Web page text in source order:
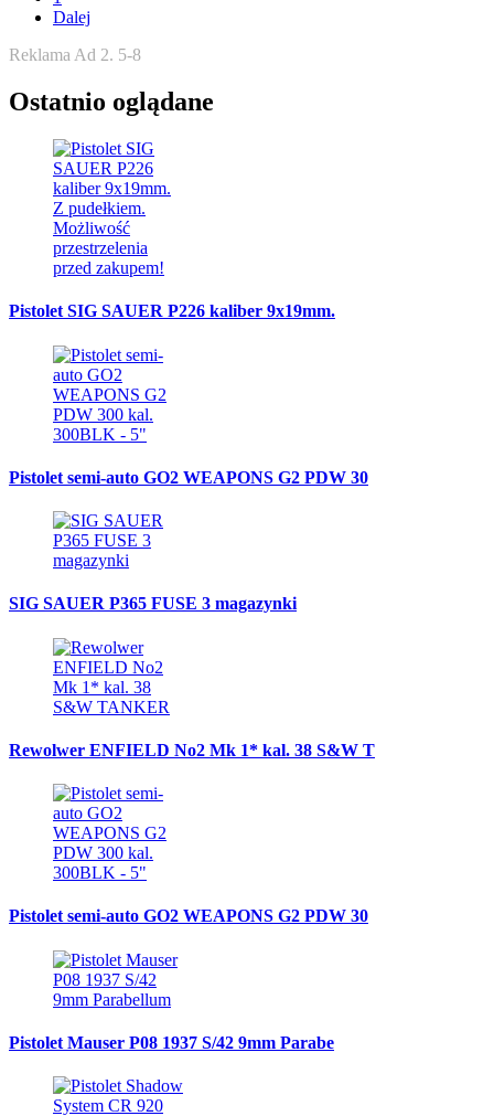
Dalej
Reklama Ad 2. 5-8
Ostatnio oglądane
Pistolet SIG SAUER P226 kaliber 9x19mm.
Pistolet semi-auto GO2 WEAPONS G2 PDW 30
SIG SAUER P365 FUSE 3 magazynki
Rewolwer ENFIELD No2 Mk 1* kal. 38 S&W T
Pistolet semi-auto GO2 WEAPONS G2 PDW 30
Pistolet Mauser P08 1937 S/42 9mm Parabe